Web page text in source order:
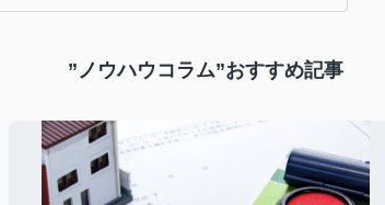
”ノウハウコラム”おすすめ記事